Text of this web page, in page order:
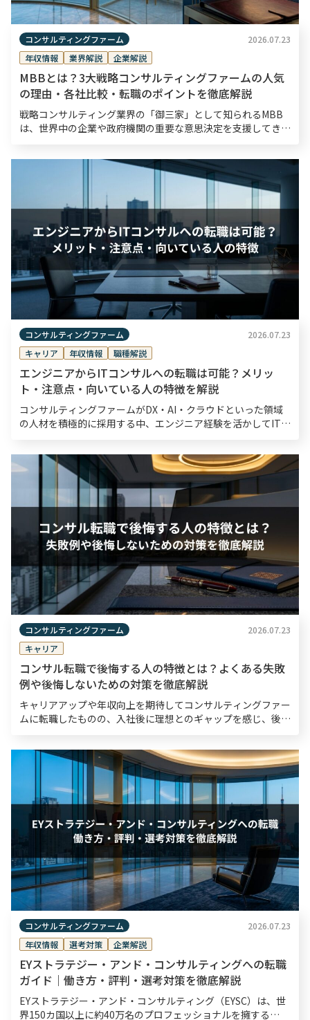
コンサルティングファーム
2026.07.23
年収情報
業界解説 企業解説
MBBとは？3大戦略コンサルティングファームの人気
の理由・各社比較・転職のポイントを徹底解説
戦略コンサルティング業界の「御三家」として知られるMBB
は、世界中の企業や政府機関の重要な意思決定を支援してき
コンサルティングファーム
2026.07.23
キャリア
年収情報 職種解説
エンジニアからITコンサルへの転職は可能？メリッ
ト・注意点・向いている人の特徴を解説
コンサルティングファームがDX・AI・クラウドといった領域
の人材を積極的に採用する中、エンジニア経験を活かしてITコ
コンサルティングファーム
2026.07.23
キャリア
コンサル転職で後悔する人の特徴とは？よくある失敗
例や後悔しないための対策を徹底解説
キャリアアップや年収向上を期待してコンサルティングファー
ムに転職したものの、入社後に理想とのギャップを感じ、後悔
で後悔する人に共通する7つの特徴や、中途入社後によく […]
コンサルティングファーム
2026.07.23
年収情報
選考対策 企業解説
EYストラテジー・アンド・コンサルティングへの転職
ガイド｜働き方・評判・選考対策を徹底解説
EYストラテジー・アンド・コンサルティング（EYSC）は、世
界150カ国以上に約40万名のプロフェッショナルを擁する